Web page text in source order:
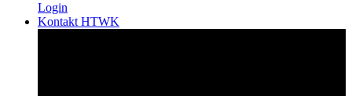
Login
Kontakt HTWK